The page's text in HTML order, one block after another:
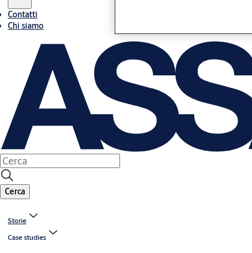
Contatti
Chi siamo
Cerca
Storie
Case studies